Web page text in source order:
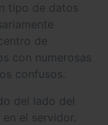
tipo de datos
de
con numerosas
confusos.
del lado del
el servidor.